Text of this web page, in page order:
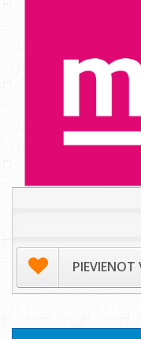
PIEVIENOT